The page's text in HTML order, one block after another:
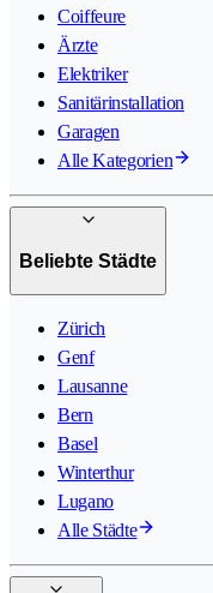
Coiffeure
Ärzte
Elektriker
Sanitärinstallation
Garagen
Alle Kategorien
Beliebte Städte
Zürich
Genf
Lausanne
Bern
Basel
Winterthur
Lugano
Alle Städte